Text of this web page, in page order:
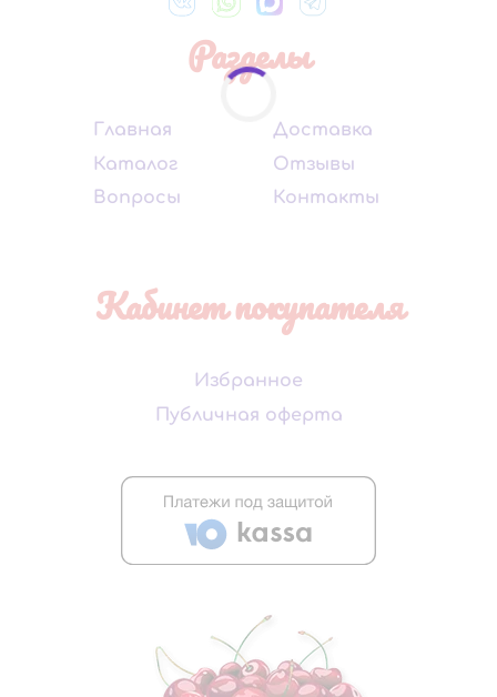
Разделы
Главная
Каталог
Вопросы
Доставка
Отзывы
Контакты
Кабинет покупателя
Избранное
Публичная оферта